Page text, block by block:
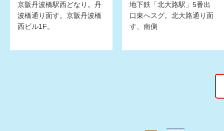
京阪丹波橋駅西どなり。丹
波橋通り面す。京阪丹波橋
西ビル1F。
地下鉄「北大路駅」5番出
口東へスグ。北大路通り面
す、南側